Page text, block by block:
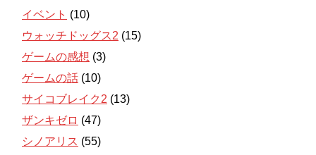
イベント (10)
ウォッチドッグス2 (15)
ゲームの感想 (3)
ゲームの話 (10)
サイコブレイク2 (13)
ザンキゼロ (47)
シノアリス (55)